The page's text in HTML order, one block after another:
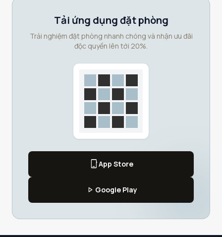
Tải ứng dụng đặt phòng
Trải nghiệm đặt phòng nhanh chóng và nhận ưu đãi
độc quyền lên tới 20%.
phone_iphoneApp Store
play_arrow Google Play